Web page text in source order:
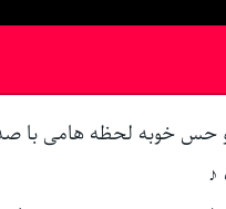
حس خوبه لحظه هامی با
♪